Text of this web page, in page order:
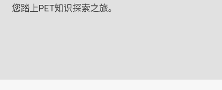
您踏上PET知识探索之旅。